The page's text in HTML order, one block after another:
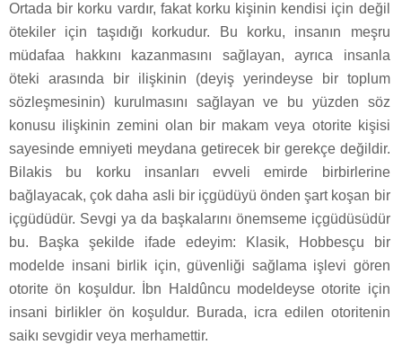
Ortada bir korku vardır, fakat korku kişinin kendisi için değil
ötekiler için taşıdığı korkudur. Bu korku, insanın meşru
müdafaa hakkını kazanmasını sağlayan, ayrıca insanla
öteki arasında bir ilişkinin (deyiş yerindeyse bir toplum
sözleşmesinin) kurulmasını sağlayan ve bu yüzden söz
konusu ilişkinin zemini olan bir makam veya otorite kişisi
sayesinde emniyeti meydana getirecek bir gerekçe değildir.
Bilakis bu korku insanları evveli emirde birbirlerine
bağlayacak, çok daha asli bir içgüdüyü önden şart koşan bir
içgüdüdür. Sevgi ya da başkalarını önemseme içgüdüsüdür
bu. Başka şekilde ifade edeyim: Klasik, Hobbesçu bir
modelde insani birlik için, güvenliği sağlama işlevi gören
otorite ön koşuldur. İbn Haldûncu modeldeyse otorite için
insani birlikler ön koşuldur. Burada, icra edilen otoritenin
saikı sevgidir veya merhamettir.